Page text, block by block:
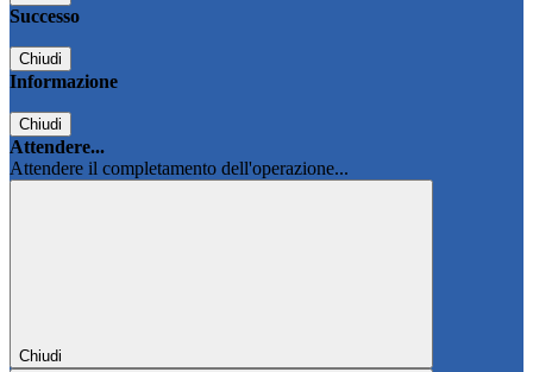
Successo
Chiudi
Informazione
Chiudi
Attendere...
Attendere il completamento dell'operazione...
Chiudi